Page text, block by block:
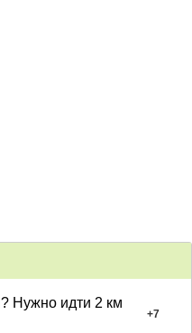
Нужно идти 2 км
+7